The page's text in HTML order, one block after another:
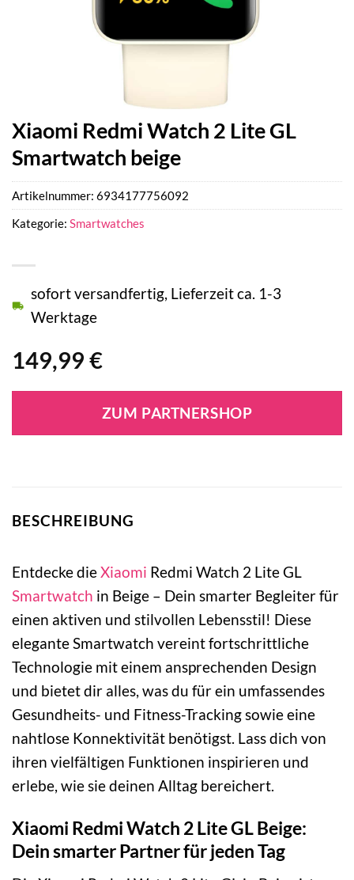
Xiaomi Redmi Watch 2 Lite GL
Smartwatch beige
149,99 €
sofort versandfertig, Lieferzeit ca. 1-3
Werktage
ZUM PARTNERSHOP
Artikelnummer: 6934177756092
Kategorie: Smartwatches
BESCHREIBUNG
Entdecke dieXiaomi Redmi Watch 2 Lite GL
Smartwatch in Beige – Dein smarter Begleiter für
einen aktiven und stilvollen Lebensstil! Diese
elegante Smartwatch vereint fortschrittliche
Technologie mit einem ansprechenden Design
und bietet dir alles, was du für ein umfassendes
Gesundheits- und Fitness-Tracking sowie eine
nahtlose Konnektivität benötigst. Lass dich von
ihren vielfältigen Funktionen inspirieren und
erlebe, wie sie deinen Alltag bereichert.
Xiaomi Redmi Watch 2 Lite GL Beige:
Dein smarter Partner für jeden Tag